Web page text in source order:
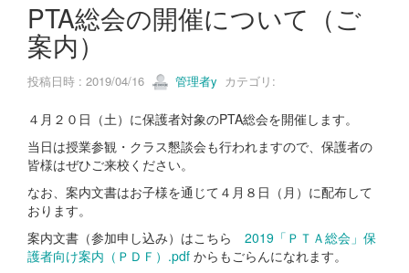
PTA総会の開催について（ご
案内）
投稿日時 : 2019/04/16 管理者y カテゴリ:
４月２０日（土）に保護者対象のPTA総会を開催します。
当日は授業参観・クラス懇談会も行われますので、保護者の
皆様はぜひご来校ください。
なお、案内文書はお子様を通じて４月８日（月）に配布して
おります。
案内文書（参加申し込み）はこちら 2019「ＰＴＡ総会」保
護者向け案内（ＰＤＦ）.pdf からもごらんになれます。